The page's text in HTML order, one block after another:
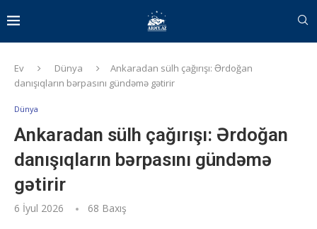
Ev Dünya
Ankaradan sülh çağırışı: Ərdoğan
danışıqların bərpasını gündəmə gətirir
Dünya
Ankaradan sülh çağırışı: Ərdoğan
danışıqların bərpasını gündəmə
gətirir
6 İyul 2026 68 Baxış